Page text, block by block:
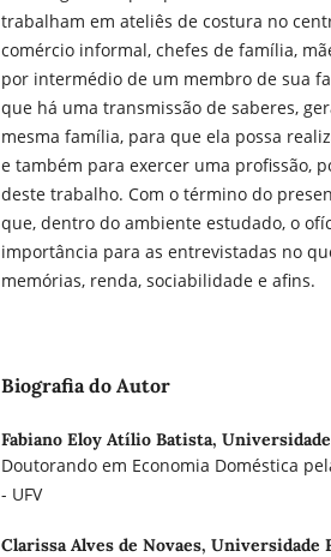
trabalham em ateliês de costura no
comércio informal, chefes de família,
por intermédio de um membro de sua
que há uma transmissão de saberes,
mesma família, para que ela possa
e também para exercer uma profissão,
deste trabalho. Com o término do
que, dentro do ambiente estudado, o
importância para as entrevistadas no
memórias, renda, sociabilidade e afins.
Biografia do Autor
Fabiano Eloy Atílio Batista,
Doutorando em Economia Doméstica
- UFV
Clarissa Alves de Novaes, Universidade